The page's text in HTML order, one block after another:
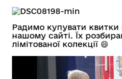
Радимо купувати квитки
нашому сайті. Їх
лімітованої колекції 😄